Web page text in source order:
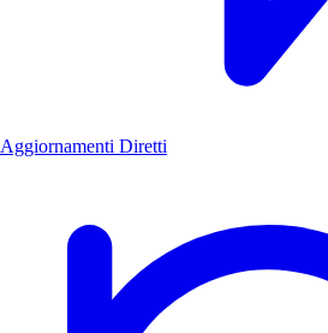
Aggiornamenti Diretti